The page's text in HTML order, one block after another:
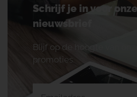
Schrijf je in voor onze
nieuwsbrief
Blijf op de hoogte van
promoties.